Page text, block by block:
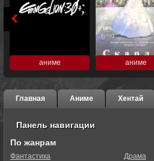
аниме аниме
Главная Аниме Хентай
Панель навигации
По жанрам
Фантастика
Драма